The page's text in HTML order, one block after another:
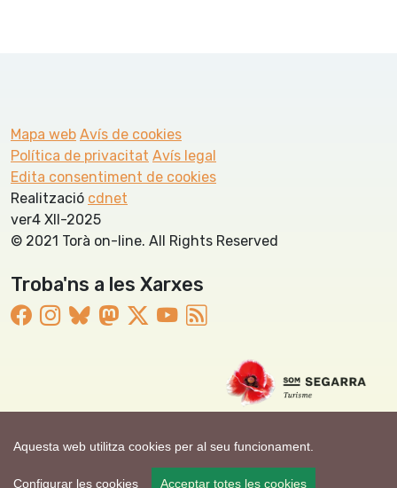
Aquesta web utilitza cookies per al seu funcionament.
Configurar les cookies Acceptar totes les cookies
Mapa web Avís de cookies
Política de privacitat Avís legal
Edita consentiment de cookies
Realització cdnet
ver4 XII-2025
© 2021 Torà on-line. All Rights Reserved
Troba'ns a les Xarxes